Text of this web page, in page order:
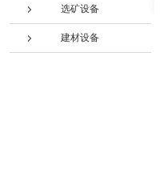
选矿设备
建材设备